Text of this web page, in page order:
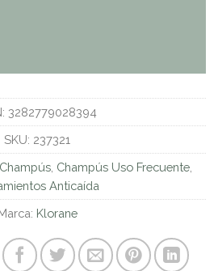
3282779028394
SKU: 237321
Champús, Champús Uso Frecuente,
Anticaída
Klorane